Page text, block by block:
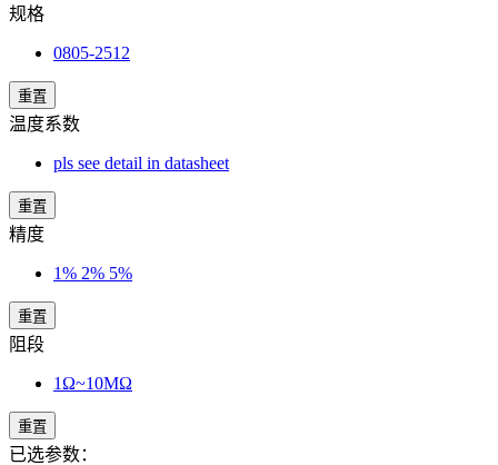
规格
0805-2512
重置
温度系数
pls see detail in datasheet
重置
精度
1% 2% 5%
重置
阻段
1Ω~10MΩ
重置
已选参数：